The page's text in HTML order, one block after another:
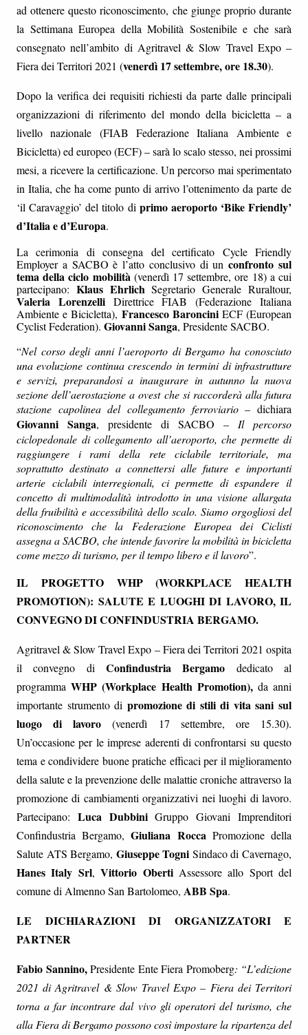
ad ottenere questo riconoscimento, che giunge proprio durante
la Settimana Europea della Mobilità Sostenibile e che sarà
consegnato nell’ambito di Agritravel & Slow Travel Expo –
Fiera dei Territori 2021 (venerdì 17 settembre, ore 18.30).
Dopo la verifica dei requisiti richiesti da parte dalle principali
organizzazioni di riferimento del mondo della bicicletta – a
livello nazionale (FIAB Federazione Italiana Ambiente e
Bicicletta) ed europeo (ECF) – sarà lo scalo stesso, nei prossimi
mesi, a ricevere la certificazione. Un percorso mai sperimentato
in Italia, che ha come punto di arrivo l’ottenimento da parte de
‘il Caravaggio’ del titolo di primo aeroporto ‘Bike Friendly’
d’Italia e d’Europa.
La cerimonia di consegna del certificato Cycle Friendly
Employer a SACBO è l’atto conclusivo di unconfronto sul
tema della ciclo mobilità(venerdì 17 settembre, ore 18) a cui
partecipano: Klaus EhrlichSegretario Generale Ruraltour,
Valeria LorenzelliDirettrice FIAB (Federazione Italiana
Ambiente e Bicicletta), Francesco BaronciniECF (European
Cyclist Federation). Giovanni Sanga, Presidente SACBO.
“Nel corso degli anni l’aeroporto di Bergamo ha conosciuto
una evoluzione continua crescendo in termini di infrastrutture
e servizi, preparandosi a inaugurare in autunno la nuova
sezione dell’aerostazione a ovest che si raccorderà alla futura
stazione capolinea del collegamento ferroviario– dichiara
Giovanni Sanga, presidente di SACBO – Il percorso
ciclopedonale di collegamento all’aeroporto, che permette di
raggiungere i rami della rete ciclabile territoriale, ma
soprattutto destinato a connettersi alle future e importanti
arterie ciclabili interregionali, ci permette di espandere il
concetto di multimodalità introdotto in una visione allargata
della fruibilità e accessibilità dello scalo. Siamo orgogliosi del
riconoscimento che la Federazione Europea dei Ciclisti
assegna a SACBO, che intende favorire la mobilità in bicicletta
come mezzo di turismo, per il tempo libero e il lavoro”.
IL PROGETTO WHP (WORKPLACE HEALTH
PROMOTION): SALUTE E LUOGHI DI LAVORO, IL
CONVEGNO DI CONFINDUSTRIA BERGAMO.
Agritravel & Slow Travel Expo – Fiera dei Territori 2021 ospita
il convegno di Confindustria Bergamo dedicato al
programma WHP (Workplace Health Promotion),da anni
importante strumento di promozione di stili di vita sani sul
luogo di lavoro (venerdì 17 settembre, ore 15.30).
Un’occasione per le imprese aderenti di confrontarsi su questo
tema e condividere buone pratiche efficaci per il miglioramento
della salute e la prevenzione delle malattie croniche attraverso la
promozione di cambiamenti organizzativi nei luoghi di lavoro.
Partecipano: Luca DubbiniGruppo Giovani Imprenditori
Confindustria Bergamo,Giuliana RoccaPromozione della
Salute ATS Bergamo, Giuseppe Togni Sindaco di Cavernago,
Hanes Italy Srl, Vittorio Oberti Assessore allo Sport del
comune di Almenno San Bartolomeo, ABB Spa.
LE DICHIARAZIONI DI ORGANIZZATORI E
PARTNER
Fabio Sannino,Presidente Ente Fiera Promoberg: “L’edizione
2021 di Agritravel & Slow Travel Expo – Fiera dei Territori
torna a far incontrare dal vivo gli operatori del turismo, che
alla Fiera di Bergamo possono così impostare la ripartenza del